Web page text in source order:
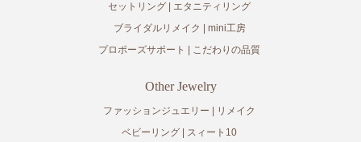
セットリング
エタニティリング
ブライダルリメイク
mini工房
プロポーズサポート
こだわりの品質
Other Jewelry
ファッションジュエリー
リメイク
ベビーリング
スィート10